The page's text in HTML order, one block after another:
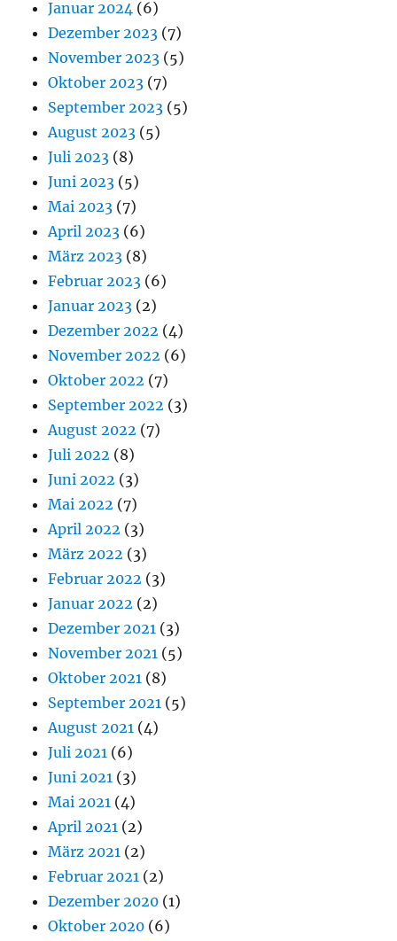
Januar 2024 (6)
Dezember 2023 (7)
November 2023 (5)
Oktober 2023 (7)
September 2023 (5)
August 2023 (5)
Juli 2023 (8)
Juni 2023 (5)
Mai 2023 (7)
April 2023 (6)
März 2023 (8)
Februar 2023 (6)
Januar 2023 (2)
Dezember 2022 (4)
November 2022 (6)
Oktober 2022 (7)
September 2022 (3)
August 2022 (7)
Juli 2022 (8)
Juni 2022 (3)
Mai 2022 (7)
April 2022 (3)
März 2022 (3)
Februar 2022 (3)
Januar 2022 (2)
Dezember 2021 (3)
November 2021 (5)
Oktober 2021 (8)
September 2021 (5)
August 2021 (4)
Juli 2021 (6)
Juni 2021 (3)
Mai 2021 (4)
April 2021 (2)
März 2021 (2)
Februar 2021 (2)
Dezember 2020 (1)
Oktober 2020 (6)